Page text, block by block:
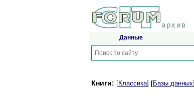
архив
Данные
Книги: [Классика] [Базы данных